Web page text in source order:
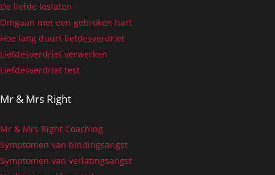
De liefde loslaten
Omgaan met een gebroken hart
Hoe lang duurt liefdesverdriet
Liefdesverdriet verwerken
Liefdesverdriet test
Mr & Mrs Right
Mr & Mrs Right Coaching
Symptomen van bindingsangst
Symptomen van verlatingsangst